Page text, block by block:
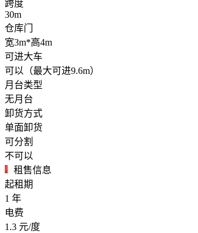
跨度
30m
仓库门
宽3m*高4m
可进大车
可以（最大可进9.6m）
月台类型
无月台
卸货方式
单面卸货
可分割
不可以
租售信息
起租期
1 年
电费
1.3 元/度